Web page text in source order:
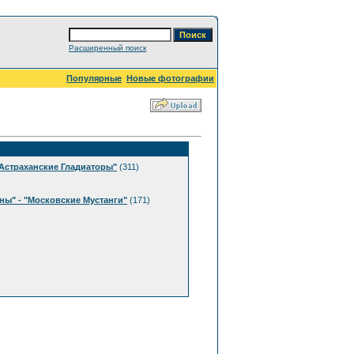
Расширенный поиск
Популярные Новые фотографии
Гладиаторы" (311)
- "Московские Мустанги" (171)